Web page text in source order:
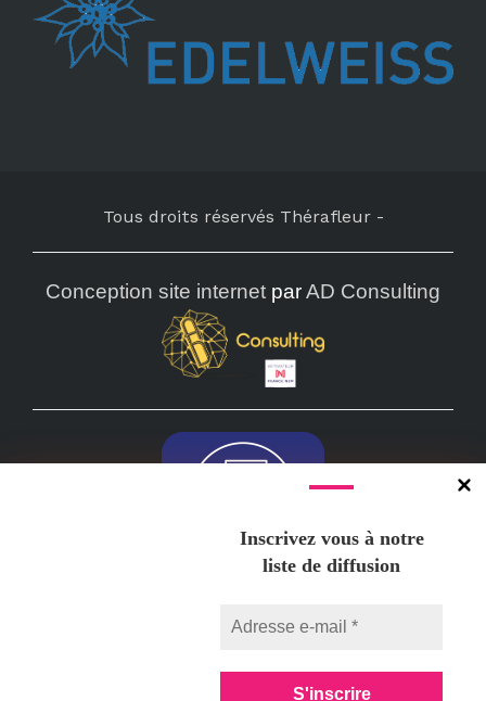
Inscrivez vous à notre
liste de diffusion
Tous droits réservés Thérafleur-
Conception site internet parAD Consulting